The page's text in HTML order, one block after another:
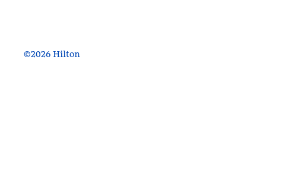
©2026 Hilton